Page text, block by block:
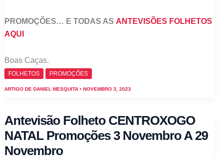
PROMOÇÕES… E TODAS AS ANTEVISÕES FOLHETOS
AQUI
Boas Caças.
FOLHETOS PROMOÇÕES
ARTIGO DE DANIEL MESQUITA • NOVEMBRO 3, 2023
Antevisão Folheto CENTROXOGO
NATAL Promoções 3 Novembro A 29
Novembro